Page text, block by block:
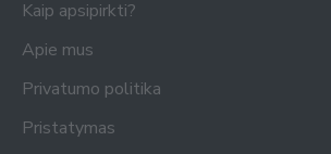
Kaip apsipirkti?
Apie mus
Privatumo politika
Pristatymas